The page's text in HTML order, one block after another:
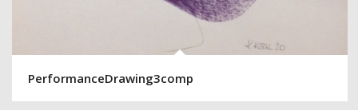
PerformanceDrawing3comp